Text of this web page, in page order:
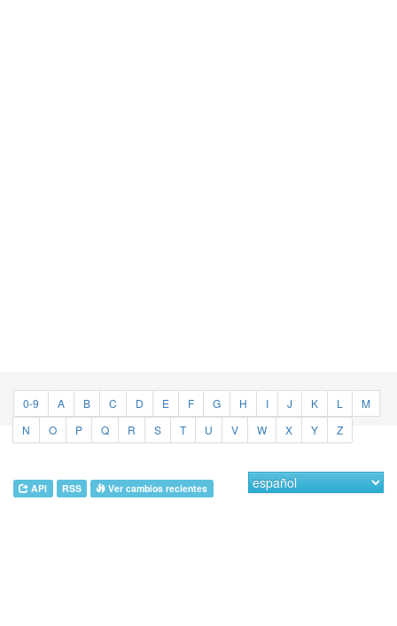
0-9 A B C D E F G H I J K L
M
N
O P Q R S T U V W X Y Z
API RSS Ver cambios recientes